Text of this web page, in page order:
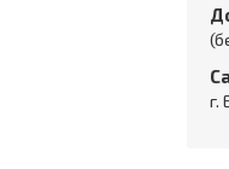
г.